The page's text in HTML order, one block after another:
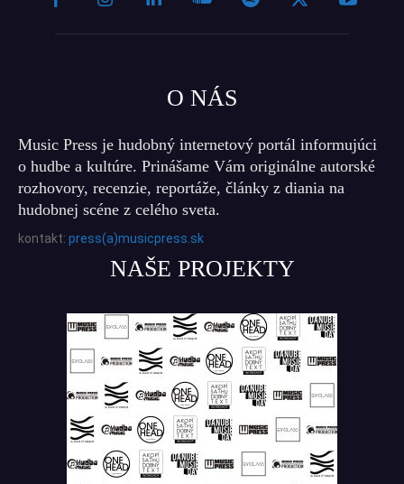
O NÁS
Music Press je hudobný internetový portál informujúci
o hudbe a kultúre. Prinášame Vám originálne autorské
rozhovory, recenzie, reportáže, články z diania na
hudobnej scéne z celého sveta.
kontakt: press(a)musicpress.sk
NAŠE PROJEKTY